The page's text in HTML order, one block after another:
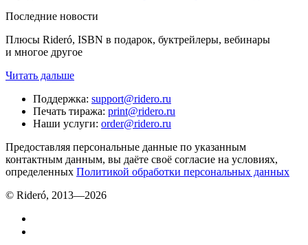
Последние новости
Плюсы Rideró, ISBN в подарок, буктрейлеры, вебинары
и многое другое
Читать дальше
Поддержка: support@ridero.ru
Печать тиража: print@ridero.ru
Наши услуги: order@ridero.ru
Предоставляя персональные данные по указанным
контактным данным, вы даёте своё согласие на условиях,
определенных Политикой обработки персональных данных
© Rideró, 2013—2026